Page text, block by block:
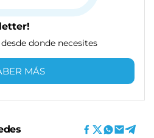
donde necesites
MÁS